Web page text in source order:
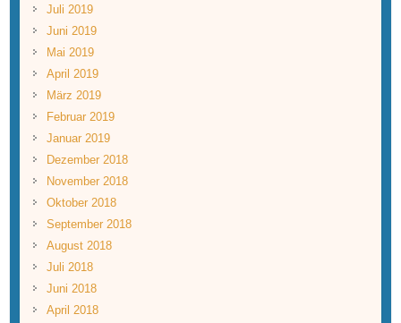
Juli 2019
Juni 2019
Mai 2019
April 2019
März 2019
Februar 2019
Januar 2019
Dezember 2018
November 2018
Oktober 2018
September 2018
August 2018
Juli 2018
Juni 2018
April 2018